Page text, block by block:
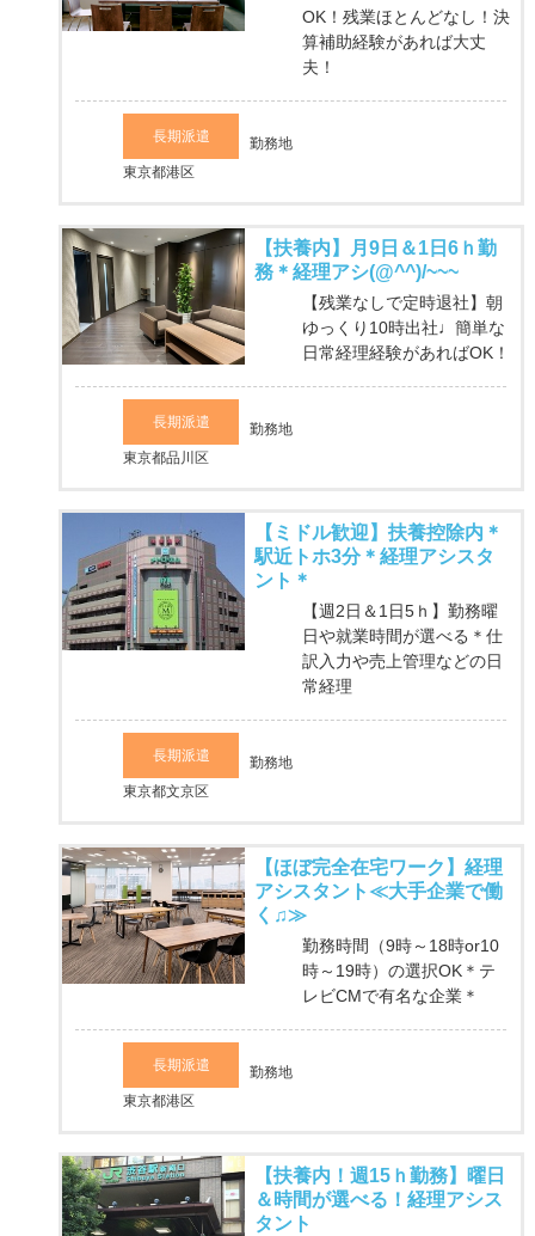
OK！残業ほとんどなし！決
算補助経験があれば大丈
夫！
長期派遣
勤務地
東京都港区
【扶養内】月9日＆1日6ｈ勤
務＊経理アシ(@^^)/~~~
【残業なしで定時退社】朝
ゆっくり10時出社♩簡単な
日常経理経験があればOK！
長期派遣
勤務地
東京都品川区
【ミドル歓迎】扶養控除内＊
駅近トホ3分＊経理アシスタ
ント＊
【週2日＆1日5ｈ】勤務曜
日や就業時間が選べる＊仕
訳入力や売上管理などの日
常経理
長期派遣
勤務地
東京都文京区
【ほぼ完全在宅ワーク】経理
アシスタント≪大手企業で働
く♫≫
勤務時間（9時～18時or10
時～19時）の選択OK＊テ
レビCMで有名な企業＊
長期派遣
勤務地
東京都港区
【扶養内！週15ｈ勤務】曜日
＆時間が選べる！経理アシス
タント